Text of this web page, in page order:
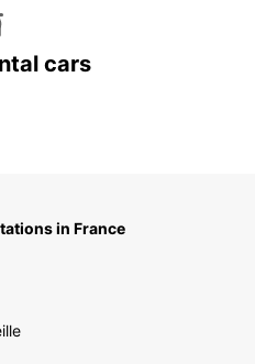
cars
in France